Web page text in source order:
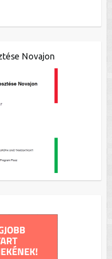
Novajon